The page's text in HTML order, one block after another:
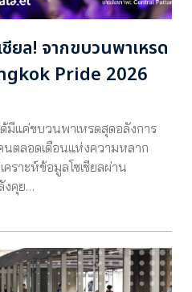
ยล! จากขบวนพาเหรด
Pride 2026
มีแค่ขบวนพาเหรดสุดอลังการ
ตลอดเดือนแห่งความหลาก
ราะห์ข้อมูลโซเชียลผ่าน
งคุย…